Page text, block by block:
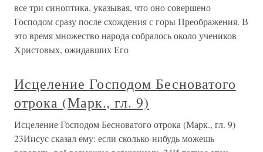
все три синоптика, указывая, что оно совершено
Господом сразу после схождения с горы Преображения. В
это время множество народа собралось около учеников
Христовых, ожидавших Его
Исцеление Господом Бесноватого
отрока (Марк., гл. 9)
Исцеление Господом Бесноватого отрока (Марк., гл. 9)
23Иисус сказал ему: если сколько-нибудь можешь